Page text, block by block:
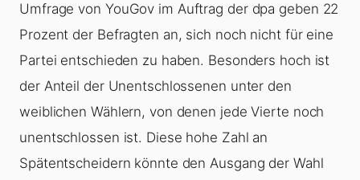
Umfrage von YouGov im Auftrag der dpa geben 22
Prozent der Befragten an, sich noch nicht für eine
Partei entschieden zu haben. Besonders hoch ist
der Anteil der Unentschlossenen unter den
weiblichen Wählern, von denen jede Vierte noch
unentschlossen ist. Diese hohe Zahl an
Spätentscheidern könnte den Ausgang der Wahl